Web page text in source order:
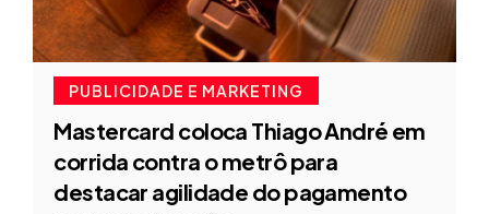
PUBLICIDADE E MARKETING
Mastercard coloca Thiago André em
corrida contra o metrô para
destacar agilidade do pagamento